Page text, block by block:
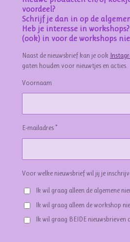
voordeel?
Schrijf je dan in op de
Heb je interesse in
(ook) in voor de workshops
Naast de nieuwsbrief kan je ook
gaten houden voor nieuwtjes en acties.
Voornaam
E-mailadres *
Voor welke nieuwsbrief wil jij je
Ik wil graag alleen de algemene
Ik wil graag alleen de workshop
Ik wil graag BEIDE nieuwsbrieven